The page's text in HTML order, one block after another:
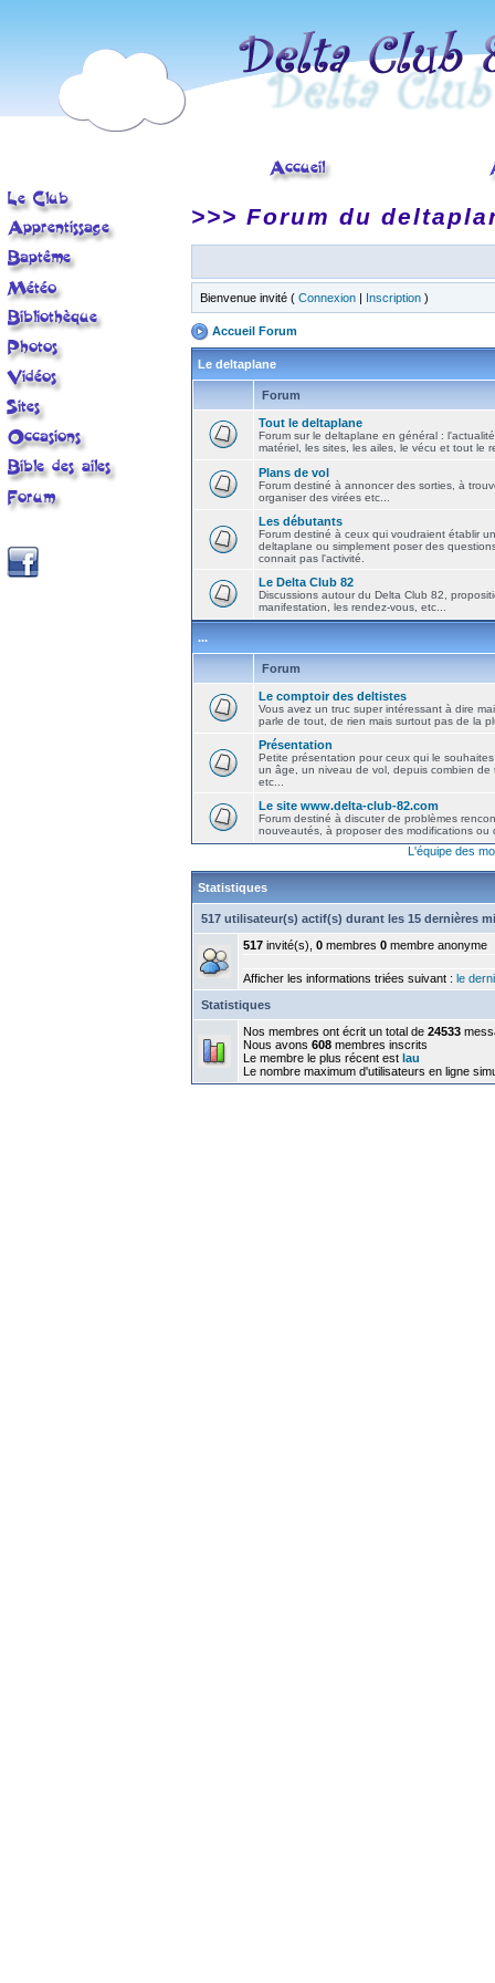
>>> Forum du
Bienvenue invité ( Connexion | Inscription )
Accueil Forum
Le deltaplane
Forum
Tout le deltaplane
Forum sur le deltaplane en général :
matériel, les sites, les ailes, le vécu et tout le
Plans de vol
Forum destiné à annoncer des sorties, à
organiser des virées etc...
Les débutants
Forum destiné à ceux qui voudraient établir
deltaplane ou simplement poser des
connait pas l'activité.
Le Delta Club 82
Discussions autour du Delta Club 82,
manifestation, les rendez-vous, etc...
...
Forum
Le comptoir des deltistes
Vous avez un truc super intéressant à dire
parle de tout, de rien mais surtout pas de la
Présentation
Petite présentation pour ceux qui le
un âge, un niveau de vol, depuis combien de
etc...
Le site www.delta-club-82.com
Forum destiné à discuter de problèmes
nouveautés, à proposer des modifications ou
L'équipe des
Statistiques
517 utilisateur(s) actif(s) durant les 15 dernières
517 invité(s), 0 membres 0 membre anonyme
Afficher les informations triées suivant : le
Statistiques
Nos membres ont écrit un total de 24533
Nous avons 608 membres inscrits
Le membre le plus récent est lau
Le nombre maximum d'utilisateurs en ligne